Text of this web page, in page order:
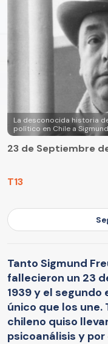
La desconocida historia
político en Chile a
T13
23 de Septiembre
Tanto Sigmund
fallecieron un 23
1939 y el segundo
único que los
chileno quiso
psicoanálisis y por